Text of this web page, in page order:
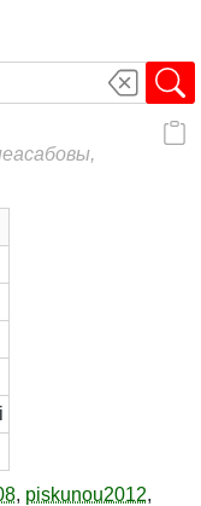
, piskunou2012,